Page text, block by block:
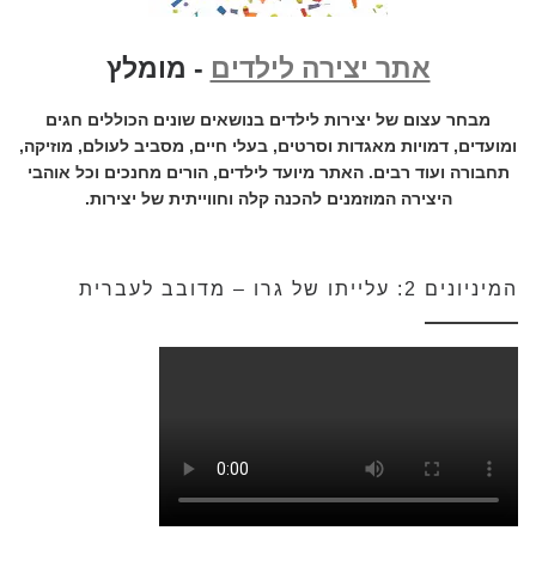
אתר יצירה לילדים - מומלץ
מבחר עצום של יצירות לילדים בנושאים שונים הכוללים חגים
ומועדים, דמויות מאגדות וסרטים, בעלי חיים, מסביב לעולם, מוזיקה,
תחבורה ועוד רבים. האתר מיועד לילדים, הורים מחנכים וכל אוהבי
היצירה המוזמנים להכנה קלה וחווייתית של יצירות.
המיניונים 2: עלייתו של גרו – מדובב לעברית